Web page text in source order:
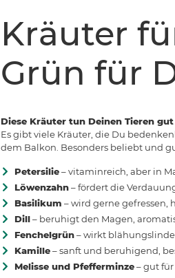
Kräuter
Grün für
Diese Kräuter tun Deinen Tieren gut
Es gibt viele Kräuter, die Du
dem Balkon. Besonders beliebt und
Petersilie– vitaminreich, aber in
Löwenzahn– fördert die
Basilikum – wird gerne
Dill– beruhigt den Magen,
Fenchelgrün– wirkt
Kamille– sanft und beruhigend,
Melisse und Pfefferminze– gut für